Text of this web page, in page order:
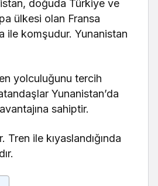
doğuda Türkiye ve
ülkesi olan Fransa
ile komşudur. Yunanistan
yolculuğunu tercih
Yunanistan’da
sahiptir.
ile kıyaslandığında